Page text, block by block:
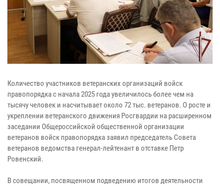
Количество участников ветеранских организаций войск
правопорядка с начала 2025 года увеличилось более чем на
тысячу человек и насчитывает около 72 тыс. ветеранов. О росте и
укреплении ветеранского движения Росгвардии на расширенном
заседании Общероссийской общественной организации
ветеранов войск правопорядка заявил председатель Совета
ветеранов ведомства генерал-лейтенант в отставке Петр
Ровенский.
В совещании, посвященном подведению итогов деятельности